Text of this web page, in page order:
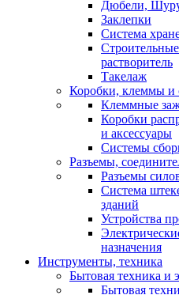
Дюбели,
Заклепки
Система
растворитель
Такелаж
Коробки, клеммы и
Клеммные
Коробки
и аксессуары
Системы
Разъемы,
Разъемы
Система
зданий
Устройства
назначения
Инструменты, техника
Бытовая техника и
Бытовая